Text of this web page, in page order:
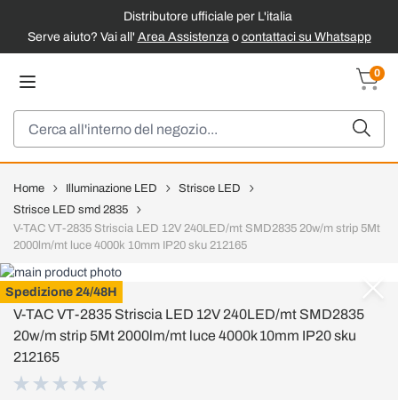
Distributore ufficiale per L'italia
Serve aiuto? Vai all' Area Assistenzao contattaci su Whatsapp
0
Home Illuminazione LED
Strisce LED
Strisce LED smd 2835
V-TAC VT-2835 Striscia LED 12V 240LED/mt SMD2835 20w/m strip 5Mt
2000lm/mt luce 4000k 10mm IP20 sku 212165
Spedizione 24/48H
V-TAC
V-TAC VT-2835 Striscia LED 12V 240LED/mt SMD2835
20w/m strip 5Mt 2000lm/mt luce 4000k 10mm IP20 sku
212165